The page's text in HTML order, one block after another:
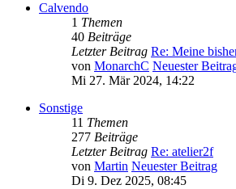
Calvendo
1 Themen
40 Beiträge
Letzter Beitrag Re: Meine
von MonarchC Neuester
Mi 27. Mär 2024, 14:22
Sonstige
11 Themen
277 Beiträge
Letzter Beitrag Re: atelier2f
von Martin Neuester Beitrag
Di 9. Dez 2025, 08:45